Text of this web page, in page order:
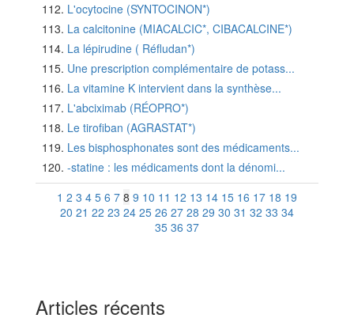
L'ocytocine (SYNTOCINON*)
La calcitonine (MIACALCIC*, CIBACALCINE*)
La lépirudine ( Réfludan*)
Une prescription complémentaire de potass...
La vitamine K intervient dans la synthèse...
L'abciximab (RÉOPRO*)
Le tirofiban (AGRASTAT*)
Les bisphosphonates sont des médicaments...
-statine : les médicaments dont la dénomi...
1 2 3 4 5 6 7 8 9 10 11 12 13 14 15 16 17 18 19
20 21 22 23 24 25 26 27 28 29 30 31 32 33 34
35 36 37
Articles récents